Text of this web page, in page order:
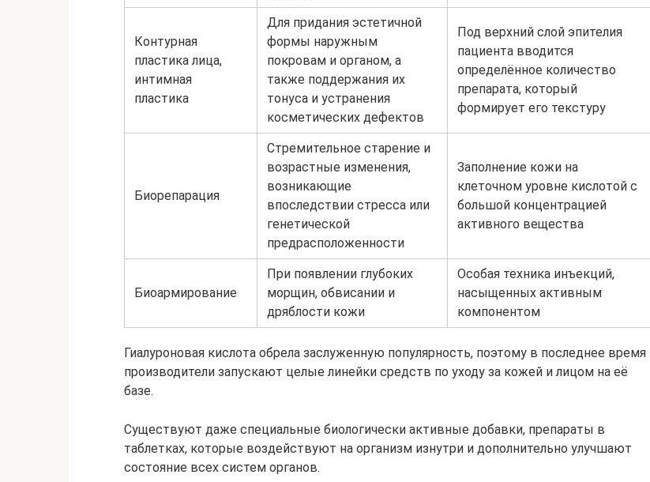
Контурная
пластика лица,
интимная
пластика
Для придания эстетичной
формы наружным
покровам и органом, а
также поддержания их
тонуса и устранения
косметических дефектов
Под верхний слой эпителия
пациента вводится
определённое количество
препарата, который
формирует его текстуру
Биорепарация
Стремительное старение и
возрастные изменения,
возникающие
впоследствии стресса или
генетической
предрасположенности
Заполнение кожи на
клеточном уровне кислотой с
большой концентрацией
активного вещества
Биоармирование
При появлении глубоких
морщин, обвисании и
дряблости кожи
Особая техника инъекций,
насыщенных активным
компонентом
Гиалуроновая кислота обрела заслуженную популярность, поэтому в последнее время
производители запускают целые линейки средств по уходу за кожей и лицом на её
базе.
Существуют даже специальные биологически активные добавки, препараты в
таблетках, которые воздействуют на организм изнутри и дополнительно улучшают
состояние всех систем органов.